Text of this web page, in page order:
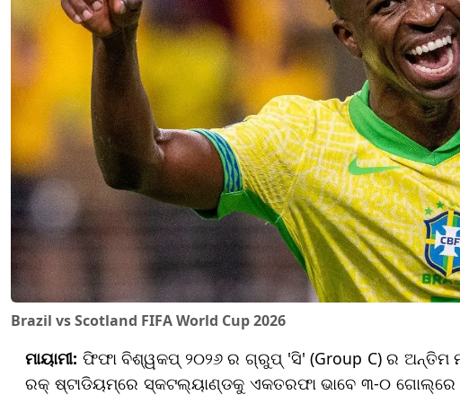
Brazil vs Scotland FIFA World Cup 2026
ମାୟାମୀ: ଫିଫା ବିଶ୍ୱକପ୍ ୨୦୨୬ ର ଗ୍ରୁପ୍ 'ସି' (Group C) ର ଅନ୍ତିମ
ରକ୍ ଷ୍ଟାଡିୟମ୍‌ରେ ସ୍କଟଲ୍ୟାଣ୍ଡକୁ ଏକତରଫା ଭାବେ ୩-୦ ଗୋଲ୍‌ରେ